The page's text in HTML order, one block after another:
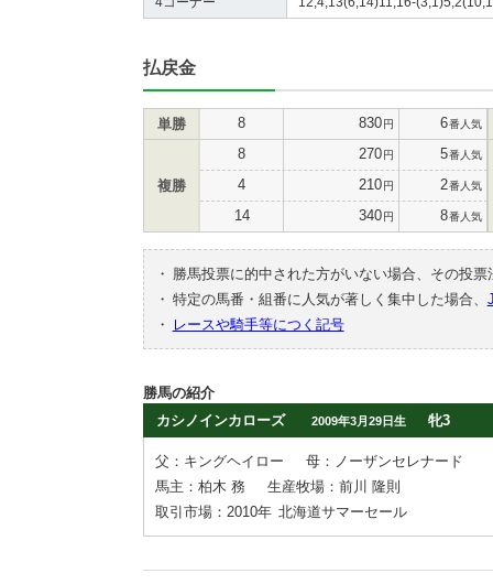
払戻金
単勝 8 830円 6番人気
複勝
8 270円 5番人気
4 210円 2番人気
14 340円 8番人気
・
勝馬投票に的中された方がいない場合、その投
・ 特定の馬番・組番に人気が著しく集中した場合、
・
レースや騎手等につく記号
勝馬の紹介
カシノインカローズ
2009年3月29日生 牝3
父：キングヘイロー
母：ノーザンセレナード
馬主：柏木 務
生産牧場：前川 隆則
取引市場：2010年 北海道サマーセール